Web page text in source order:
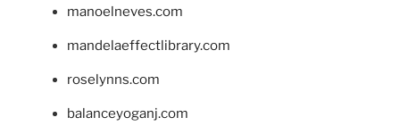
manoelneves.com
mandelaeffectlibrary.com
roselynns.com
balanceyoganj.com